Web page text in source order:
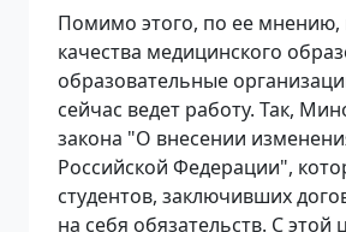
Помимо этого, по ее
качества медицинского
образовательные
сейчас ведет работу. Так,
закона "О внесении
Российской Федерации",
студентов, заключивших
на себя обязательств. С